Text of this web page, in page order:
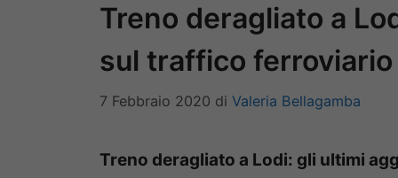
Treno deragliato a
sul traffico ferroviario
7 Febbraio 2020 di Valeria Bellagamba
Treno deragliato a Lodi: gli ultimi